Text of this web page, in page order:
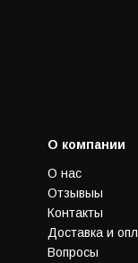
О компании
О нас
Отзывыы
Контакты
Доставка и
Вопросы